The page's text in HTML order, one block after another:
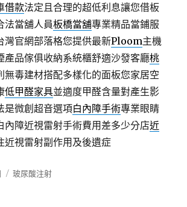
借款法定且合理的超低利息讓您借板
法當舖人員板橋當舖專業精品當鋪服
灣官網部落格您提供最新Ploom主機
產品傢俱收納系統櫃舒適沙發客廳桃
無毒建材搭配多樣化的面板您家居空
低甲醛家具並適度甲醛含量對產生影
是微創超音選項白內障手術專業眼睛
內障近視雷射手術費用差多少分店近
近視雷射副作用及後遺症
分
玻尿酸注射